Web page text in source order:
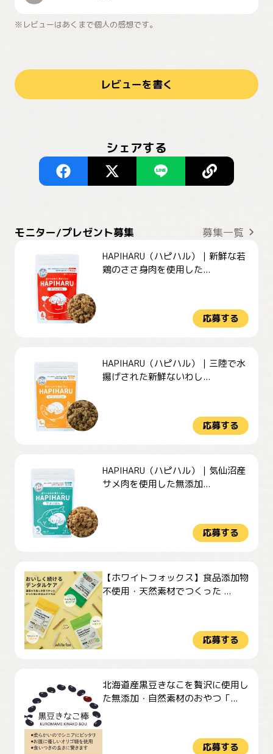
※レビューはあくまで個人の感想です。
レビューを書く
シェアする
モニター/プレゼント募集 募集一覧
HAPIHARU（ハピハル）｜新鮮な若
鶏のささ身肉を使用した...
応募する
HAPIHARU（ハピハル）｜三陸で水
揚げされた新鮮ないわし...
応募する
HAPIHARU（ハピハル）｜気仙沼産
サメ肉を使用した無添加...
応募する
【ホワイトフォックス】食品添加物
不使用・天然素材でつくった ...
応募する
北海道産黒豆きなこを贅沢に使用し
た無添加・自然素材のおやつ「...
応募する